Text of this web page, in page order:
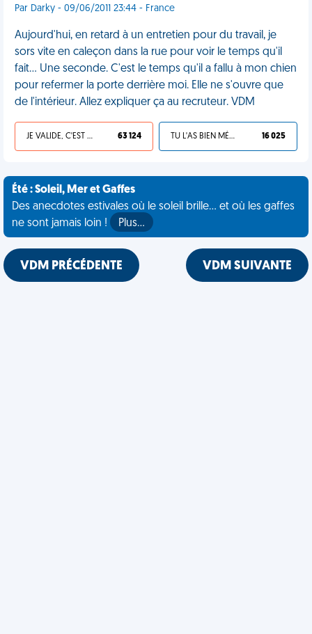
Par Darky - 09/06/2011 23:44 - France
Aujourd'hui, en retard à un entretien pour du travail, je
sors vite en caleçon dans la rue pour voir le temps qu'il
fait... Une seconde. C'est le temps qu'il a fallu à mon chien
pour refermer la porte derrière moi. Elle ne s'ouvre que
de l'intérieur. Allez expliquer ça au recruteur. VDM
JE VALIDE, C'EST UNE VDM 63 124 TU L'AS BIEN MÉRITÉ 16 025
Été : Soleil, Mer et Gaffes
Des anecdotes estivales où le soleil brille... et où les gaffes
ne sont jamais loin !
Plus…
VDM PRÉCÉDENTE VDM SUIVANTE